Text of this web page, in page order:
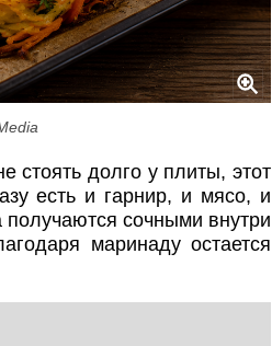
стоять долго у плиты, этот
есть и гарнир, и мясо, и
сочными внутри
маринаду остается